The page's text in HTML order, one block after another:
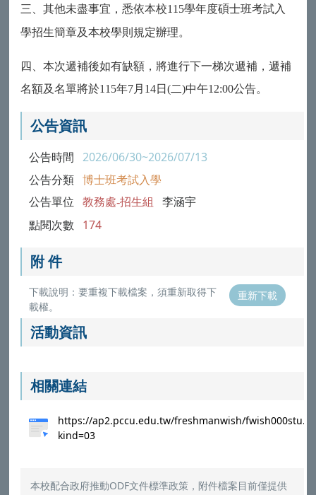
三、其他未盡事宜，悉依本校115學年度碩士班考試入
學招生簡章及本校學則規定辦理。
四、本次遞補後如有缺額，將進行下一梯次遞補，遞補
名額及名單將於115年7月 14日(二)中午12:00公告。
公告資訊
公告時間 2026/06/30~2026/07/13
公告分類 博士班考試入學
公告單位 教務處-招生組 李涵宇
點閱次數 174
附 件
下載說明：要重複下載檔案，須重新取得下
載權。
重新下載
活動資訊
相關連結
https://ap2.pccu.edu.tw/freshmanwish/
kind=03
本校配合政府推動ODF文件標準政策，附件檔案目前僅提供